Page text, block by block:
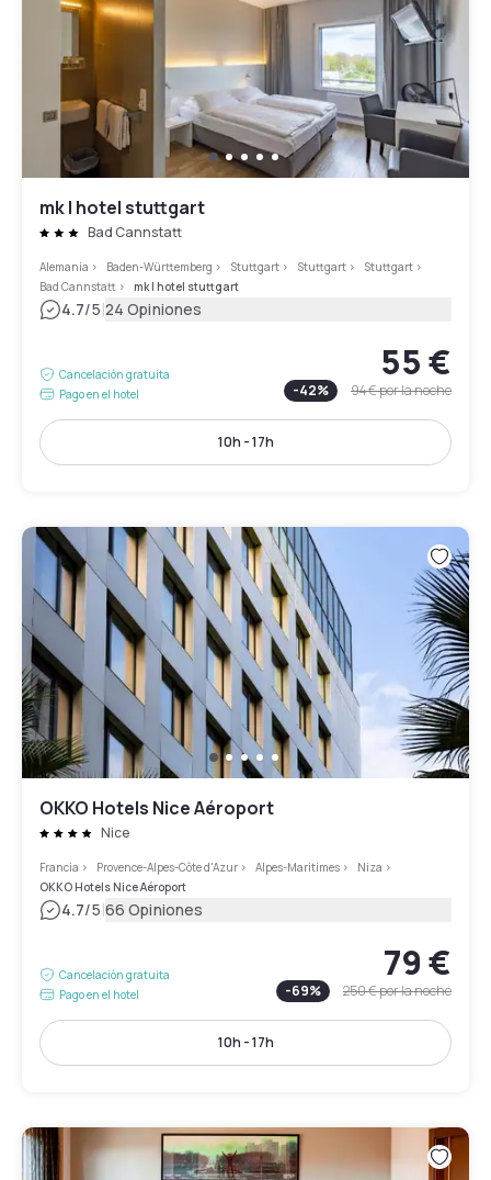
mk | hotel stuttgart
Bad Cannstatt
Alemania > Baden-Württemberg > Stuttgart > Stuttgart > Stuttgart >
Bad Cannstatt > mk | hotel stuttgart
4.7/5|24 Opiniones
Cancelación gratuita
Pago en el hotel
55 €
-42% 94 €por la noche
10h - 17h
OKKO Hotels Nice Aéroport
Nice
Francia > Provence-Alpes-Côte d'Azur > Alpes-Maritimes > Niza >
OKKO Hotels Nice Aéroport
4.7/5|66 Opiniones
Cancelación gratuita
Pago en el hotel
79 €
-69% 250 €por la noche
10h - 17h